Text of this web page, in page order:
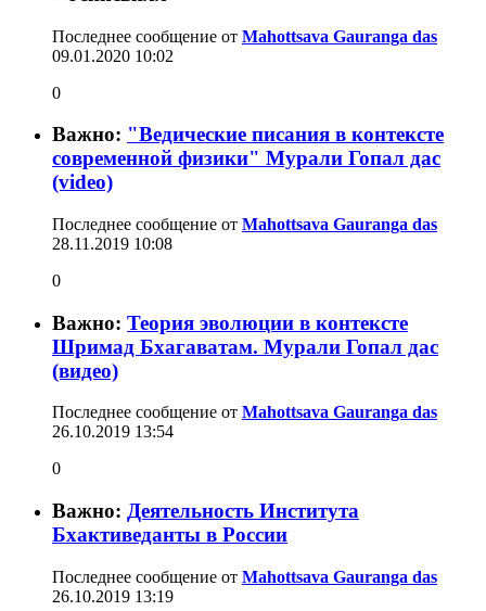
Последнее сообщение от Mahottsava Gauranga das
09.01.2020 10:02
0
Важно: "Ведические писания в контексте
современной физики" Мурали Гопал дас
(video)
Последнее сообщение от Mahottsava Gauranga das
28.11.2019 10:08
0
Важно: Теория эволюции в контексте
Шримад Бхагаватам. Мурали Гопал дас
(видео)
Последнее сообщение от Mahottsava Gauranga das
26.10.2019 13:54
0
Важно: Деятельность Института
Бхактиведанты в России
Последнее сообщение от Mahottsava Gauranga das
26.10.2019 13:19